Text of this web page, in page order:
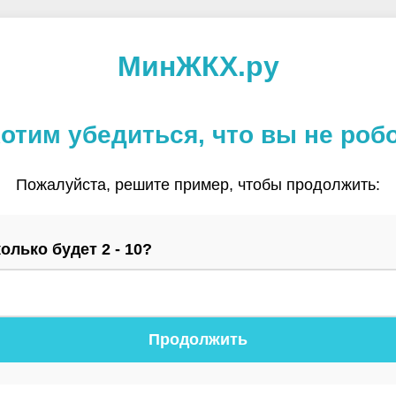
МинЖКХ.ру
убедиться, что вы не
Пожалуйста, решите пример, чтобы продолжить:
будет 2 - 10?
Продолжить